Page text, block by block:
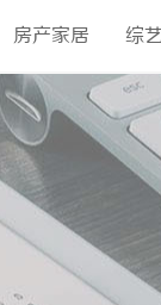
房产家居 综